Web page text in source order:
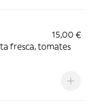
15,00 €
fresca, tomates